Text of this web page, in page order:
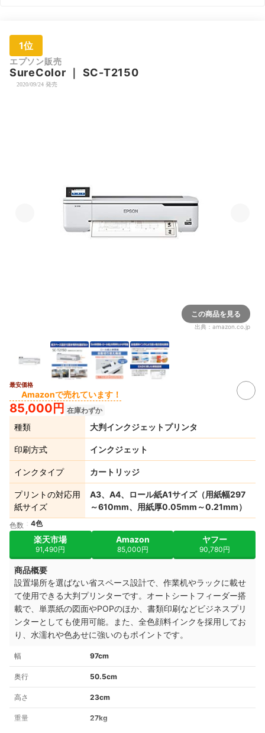
1位
エプソン販売
SureColor SC-T2150
2020/09/24 発売
この商品を見る
出典： amazon.co.jp
最安価格
Amazonで売れています！
85,000円 在庫わずか
種類 大判インクジェットプリンタ
印刷方式 インクジェット
インクタイプ カートリッジ
プリントの対応用
紙サイズ
A3、A4、ロール紙A1サイズ（用紙幅297
～610mm、用紙厚0.05mm～0.21mm）
色数 4色
楽天市場
91,490円
Amazon
85,000円
ヤフー
90,780円
商品概要
設置場所を選ばない省スペース設計で、作業机やラックに載せ
て使用できる大判プリンターです。オートシートフィーダー搭
載で、単票紙の図面やPOPのほか、書類印刷などビジネスプリ
ンターとしても使用可能。また、全色顔料インクを採用してお
り、水濡れや色あせに強いのもポイントです。
幅 97cm
奥行 50.5cm
高さ 23cm
重量 27kg